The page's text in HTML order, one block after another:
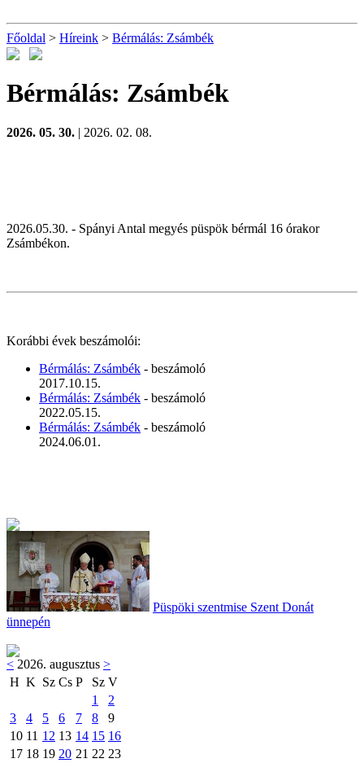
Főoldal > Híreink > Bérmálás: Zsámbék
Bérmálás: Zsámbék
2026. 05. 30. | 2026. 02. 08.
2026.05.30. - Spányi Antal megyés püspök bérmál 16 órakor
Zsámbékon.
Korábbi évek beszámolói:
Bérmálás: Zsámbék - beszámoló
2017.10.15.
Bérmálás: Zsámbék - beszámoló
2022.05.15.
Bérmálás: Zsámbék - beszámoló
2024.06.01.
Püspöki szentmise Szent Donát
ünnepén
< 2026. augusztus >
H K Sz Cs P Sz V
1
2
3
4 5 6 7 8
9
10 11 12 13 14 15 16
17 18 19 20 21 22 23